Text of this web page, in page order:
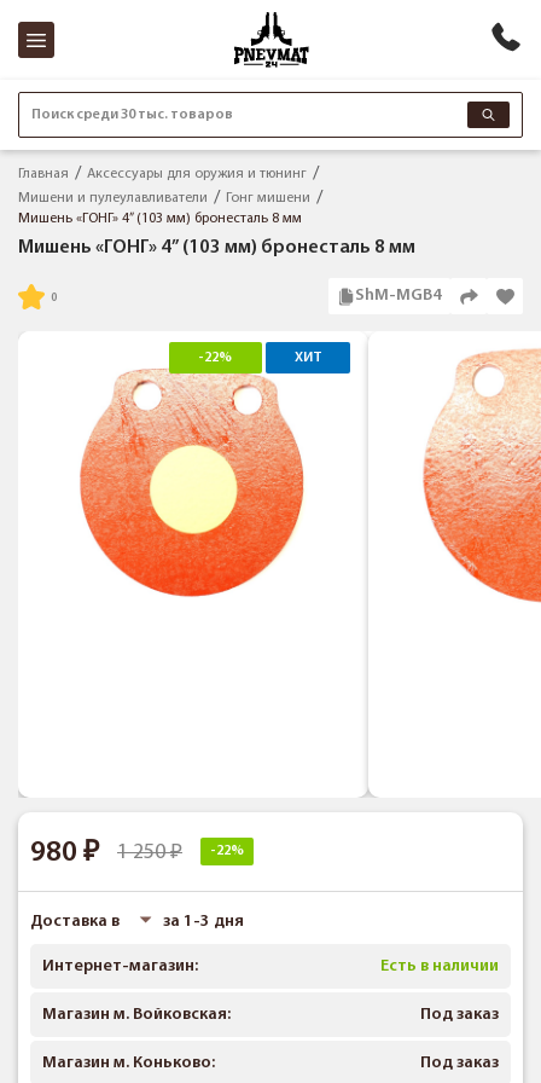
Поиск среди 30 тыс. товаров
Главная
Аксессуары для оружия и тюнинг
Мишени и пулеулавливатели
Гонг мишени
Мишень «ГОНГ» 4” (103 мм) бронесталь 8 мм
Мишень «ГОНГ» 4” (103 мм) бронесталь 8 мм
ShM-MGB4
-22% ХИТ
980 1 250 -22%
Доставка в за 1-3 дня
Интернет-магазин: Есть в наличии
Магазин м. Войковская: Под заказ
Магазин м. Коньково: Под заказ